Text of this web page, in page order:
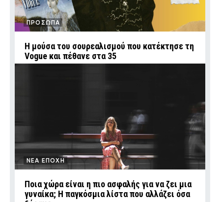
ΠΡΟΣΩΠΑ
Η μούσα του σουρεαλισμού που κατέκτησε τη
Vogue και πέθανε στα 35
ΝΕΑ ΕΠΟΧΗ
Ποια χώρα είναι η πιο ασφαλής για να ζει μια
γυναίκα; Η παγκόσμια λίστα που αλλάζει όσα